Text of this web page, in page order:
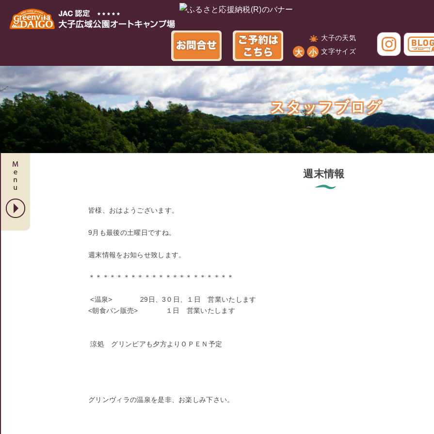
大子の天気
文字サイズ
小
大
スタッフブログ
週末情報
皆様、おはようございます。
9月も最後の土曜日ですね。
週末情報をお知らせ致します。
＊＊＊＊＊＊＊＊＊＊＊＊＊＊＊＊＊＊＊＊＊
<温泉> 29日、3０日、１日 営業いたします
<朝食パン販売> １日 営業いたします
涼処 グリンビアも夕方よりＯＰＥＮ予定
グリンヴィラの温泉を是非、お楽しみ下さい。